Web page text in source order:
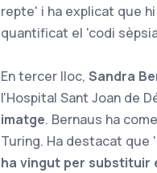
repte' i ha explicat que
quantificat el 'codi
En tercer lloc, Sandra
l'Hospital Sant Joan de
imatge. Bernaus ha
Turing. Ha destacat que
ha vingut per substituir